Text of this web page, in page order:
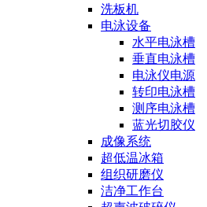
洗板机
电泳设备
水平电泳槽
垂直电泳槽
电泳仪电源
转印电泳槽
测序电泳槽
蓝光切胶仪
成像系统
超低温冰箱
组织研磨仪
洁净工作台